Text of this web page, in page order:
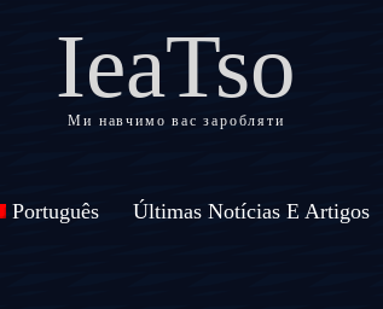
IeaTso
Ми навчимо вас заробляти
Português Últimas Notícias E Artigos